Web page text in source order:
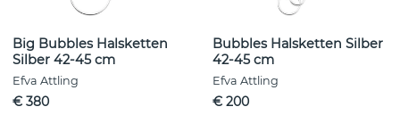
Big Bubbles Halsketten
Silber 42-45 cm
Efva Attling
€ 380
Bubbles Halsketten Silber
42-45 cm
Efva Attling
€ 200